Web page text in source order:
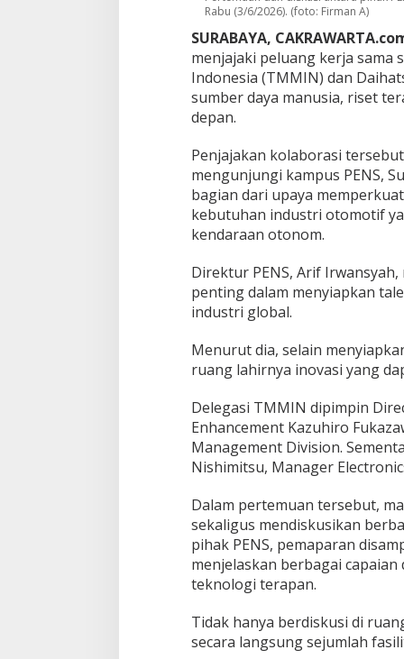
j
S
a
m
a
T
e
n
t
a
h
g
g
a
k
n
o
o
g
i
K
e
d
a
r
a
a
a
s
Rabu (3/6/2026). (foto: Firman A)
SURABAYA,
menjajaki peluang kerja
Indonesia (TMMIN) dan
sumber daya manusia, riset
depan.
Penjajakan kolaborasi
mengunjungi kampus PENS,
bagian dari upaya
kebutuhan industri otomotif
kendaraan otonom.
Direktur PENS, Arif
penting dalam menyiapkan
industri global.
Menurut dia, selain
ruang lahirnya inovasi yang
Delegasi TMMIN dipimpin
Enhancement Kazuhiro
Management Division.
Nishimitsu, Manager
Dalam pertemuan tersebut,
sekaligus mendiskusikan
pihak PENS, pemaparan
menjelaskan berbagai
teknologi terapan.
Tidak hanya berdiskusi di
secara langsung sejumlah